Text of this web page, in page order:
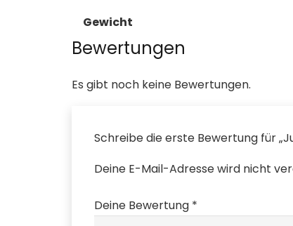
Gewicht
Bewertungen
Es gibt noch keine Bewertungen.
Schreibe die erste Bewertung für
Deine E-Mail-Adresse wird nicht
Deine Bewertung *